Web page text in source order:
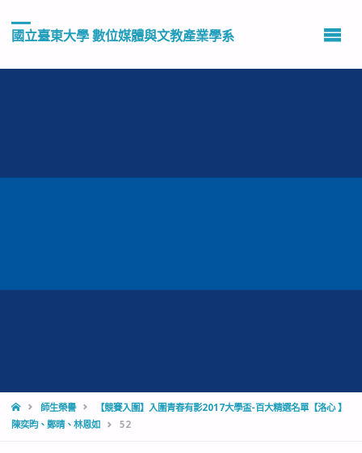
國立臺東大學 數位媒體與文教產業學系
HOME師生榮譽
【競賽入圍】入圍青春有影2017大學盃-百大精選名單【洛心 】
陳奕昀、鄭晴、林恩如
52